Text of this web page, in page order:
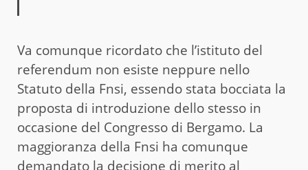
Va comunque ricordato che l’istituto del
referendum non esiste neppure nello
Statuto della Fnsi, essendo stata bocciata la
proposta di introduzione dello stesso in
occasione del Congresso di Bergamo. La
maggioranza della Fnsi ha comunque
demandato la decisione di merito al